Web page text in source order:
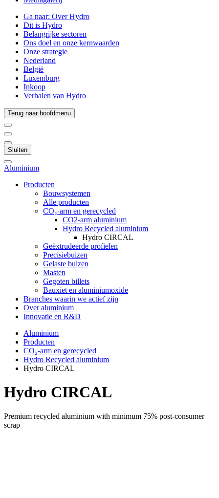
Ga naar: Over Hydro
Dit is Hydro
Belangrijke sectoren
Ons doel en onze kernwaarden
Onze strategie
Nederland
België
Luxemburg
Inkoop
Verhalen van Hydro
Terug naar hoofdmenu
Sluiten
Aluminium
Producten
Bouwsystemen
Alle producten
CO₂-arm en gerecycled
CO2-arm aluminium
Hydro Recycled aluminium
Hydro CIRCAL
Geëxtrudeerde profielen
Precisiebuizen
Gelaste buizen
Masten
Gegoten billets
Bauxiet en aluminiumoxide
Branches waarin we actief zijn
Over aluminium
Innovatie en R&D
Aluminium
Producten
CO₂-arm en gerecycled
Hydro Recycled aluminium
Hydro CIRCAL
Hydro CIRCAL
Premium recycled aluminium with minimum 75% post-consumer
scrap